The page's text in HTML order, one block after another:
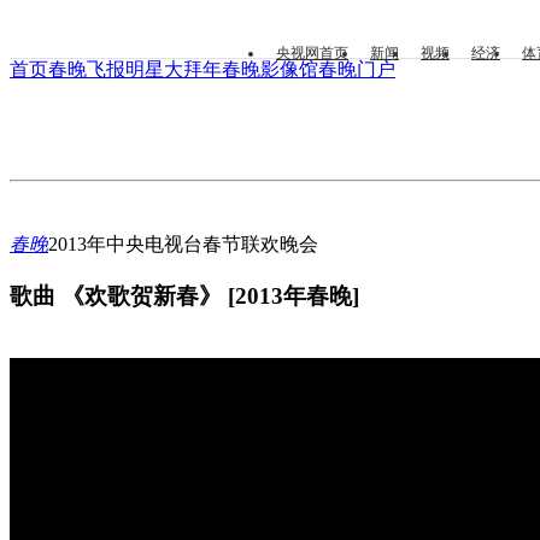
央视网首页 新闻 视频 经济 体
首页春晚飞报明星大拜年春晚影像馆春晚门户
春晚2013年中央电视台春节联欢晚会
歌曲 《欢歌贺新春》 [2013年春晚]